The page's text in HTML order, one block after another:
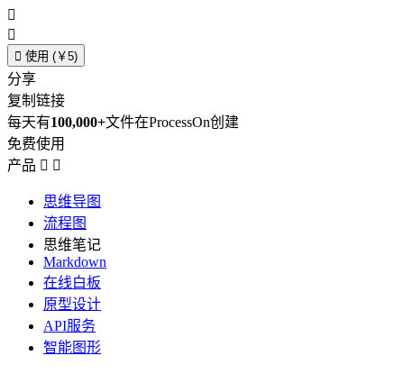


 使用 (￥5)
分享
复制链接
每天有100,000+文件在ProcessOn创建
免费使用
产品  
思维导图
流程图
思维笔记
Markdown
在线白板
原型设计
API服务
智能图形